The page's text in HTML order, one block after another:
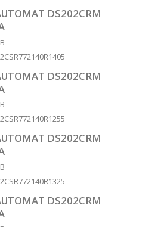
DS202CRM
DS202CRM
DS202CRM
DS202CRM